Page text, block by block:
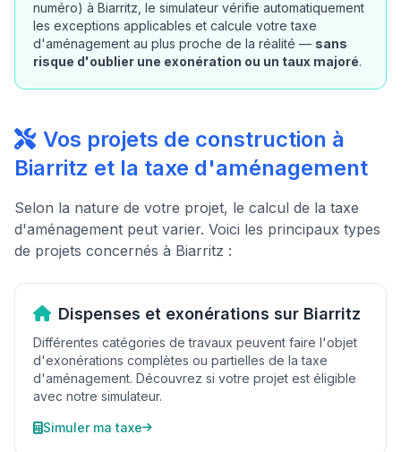
numéro) à Biarritz, le simulateur vérifie automatiquement
les exceptions applicables et calcule votre taxe
d'aménagement au plus proche de la réalité — sans
risque d'oublier une exonération ou un taux majoré.
Vos projets de construction à
Biarritz et la taxe d'aménagement
Selon la nature de votre projet, le calcul de la taxe
d'aménagement peut varier. Voici les principaux types
de projets concernés à Biarritz :
Dispenses et exonérations sur Biarritz
Différentes catégories de travaux peuvent faire l'objet
d'exonérations complètes ou partielles de la taxe
d'aménagement. Découvrez si votre projet est éligible
avec notre simulateur.
Simuler ma taxe